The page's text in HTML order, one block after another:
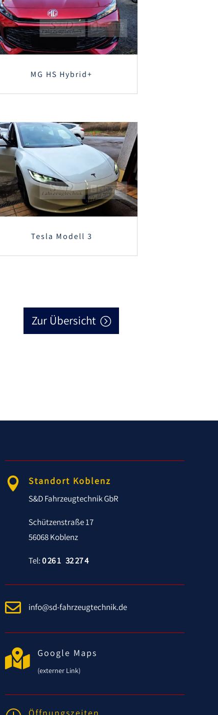
MG HS Hybrid+
Tesla Modell 3
Zur Übersicht
 Standort Koblenz
S&D Fahrzeugtechnik GbR
Schützenstraße 17
56068 Koblenz
Tel:0 26 1 32 27 4
 info@sd-fahrzeugtechnik.de
 Google Maps
(externer Link)